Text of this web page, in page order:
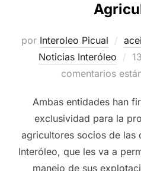
por Interoleo Picual
Noticias Interóleo
el
comentarios
Ambas entidades han
exclusividad para la
agricultores socios de las
Interóleo, que les va a
manejo de sus